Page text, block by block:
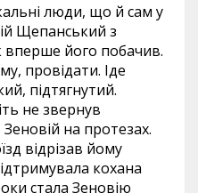
люди, що й сам у
Щепанський з
вперше його побачив.
провідати. Іде
підтягнутий.
не звернув
на протезах.
відрізав йому
кохана
стала Зеновію